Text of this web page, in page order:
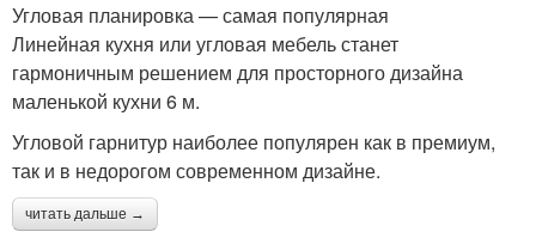
Угловая планировка — самая популярная
Линейная кухня или угловая мебель станет
гармоничным решением для просторного дизайна
маленькой кухни 6 м.
Угловой гарнитур наиболее популярен как в премиум,
так и в недорогом современном дизайне.
читать дальше →